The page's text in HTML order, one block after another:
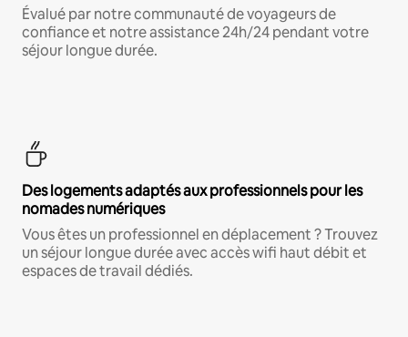
Évalué par notre communauté de voyageurs de
confiance et notre assistance 24h/24 pendant votre
séjour longue durée.
Des logements adaptés aux professionnels pour les
nomades numériques
Vous êtes un professionnel en déplacement ? Trouvez
un séjour longue durée avec accès wifi haut débit et
espaces de travail dédiés.